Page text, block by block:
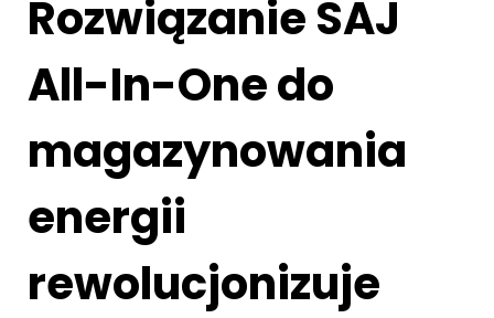
Rozwiązanie SAJ
All-In-One do
magazynowania
energii
rewolucjonizuje